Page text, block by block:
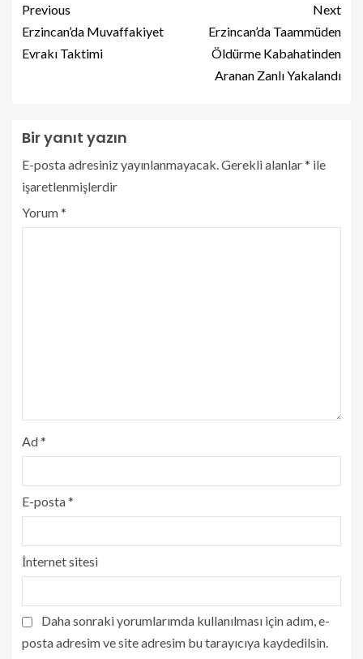
Previous
Erzincan’da Muvaffakiyet
Evrakı Taktimi
Next
Erzincan’da Taammüden
Öldürme Kabahatinden
Aranan Zanlı Yakalandı
Bir yanıt yazın
E-posta adresiniz yayınlanmayacak. Gerekli alanlar* ile
işaretlenmişlerdir
Yorum*
Ad*
E-posta*
İnternet sitesi
Daha sonraki yorumlarımda kullanılması için adım, e-
posta adresim ve site adresim bu tarayıcıya kaydedilsin.